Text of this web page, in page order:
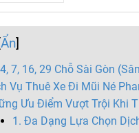
[Ẩn]
7, 16, 29 Chỗ Sài Gòn
Vụ Thuê Xe Đi Mũi Né
Ưu Điểm Vượt Trội Khi
1. Đa Dạng Lựa Chọn